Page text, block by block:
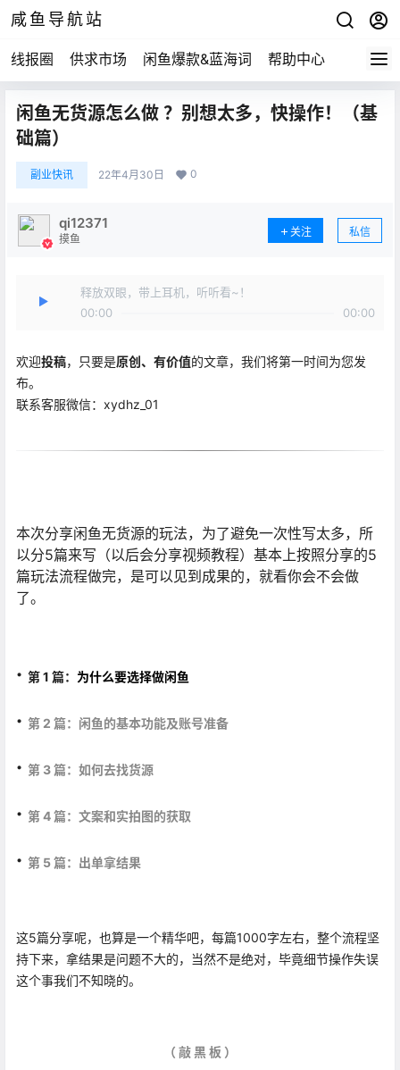
咸鱼导航站
线报圈 供求市场 闲鱼爆款&蓝海词 帮助中心
闲鱼无货源怎么做 ？别想太多，快操作！（基
础篇）
副业快讯 22年4月30日 0
qi12371
摸鱼
关注 私信
释放双眼，带上耳机，听听看~！
00:00
00:00
欢迎投稿，只要是原创、有价值的文章，我们将第一时间为您发
布。
联系客服微信：xydhz_01
本次分享闲鱼无货源的玩法，为了避免一次性写太多，所
以分5篇来写（以后会分享视频教程）基本上按照分享的5
篇玩法流程做完，是可以见到成果的，就看你会不会做
了。
· 第 1 篇： 为什么要选择做闲鱼
· 第 2 篇：闲鱼的基本功能及账号准备
· 第 3 篇：如何去找货源
· 第 4 篇：文案和实拍图的获取
· 第 5 篇：出单拿结果
这5篇分享呢，也算是一个精华吧，每篇1000字左右，整个流程坚
持下来，拿结果是问题不大的，当然不是绝对，毕竟细节操作失误
这个事我们不知晓的。
（ 敲 黑 板 ）